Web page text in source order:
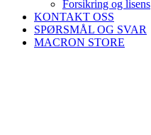
Forsikring og lisens
KONTAKT OSS
SPØRSMÅL OG SVAR
MACRON STORE